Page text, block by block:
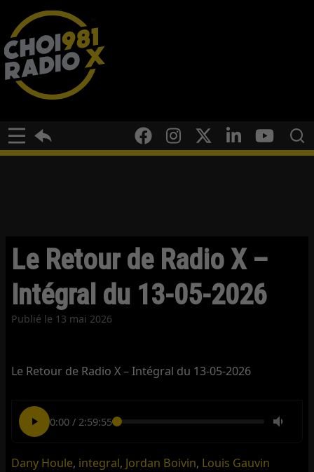
Le Retour de Radio X –
Intégral du 13-05-2026
Publié le 13 mai 2026
Le Retour de Radio X – Intégral du 13-05-2026
0:00/ 2:59:55
Dany Houle, integral, Jordan Boivin, Louis Gauvin